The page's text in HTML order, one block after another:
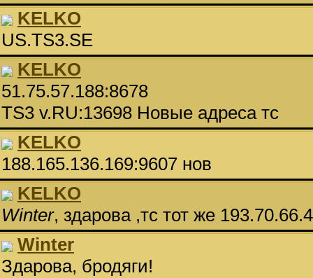
KELKO
US.TS3.SE
KELKO
51.75.57.188:8678
TS3 v.RU:13698 Новые адреса тс
KELKO
188.165.136.169:9607 нов
KELKO
Winter, здарова ,тс тот же
Winter
Здарова, бродяги!